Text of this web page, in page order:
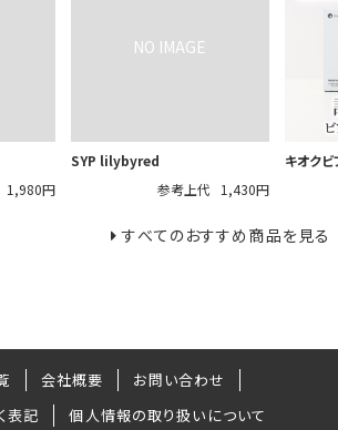
1,980円
SYP lilybyred
参考上代
1,430円
キオクビ
すべてのおすすめ商品を見る
会社概要
お問い合わせ
表記
個人情報の取り扱いについて